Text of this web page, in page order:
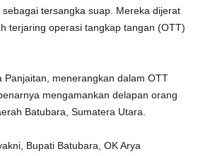
tersangka suap. Mereka dijerat
terjaring operasi tangkap tangan (OTT)
Panjaitan, menerangkan dalam OTT
mengamankan delapan orang
Batubara, Sumatera Utara.
Bupati Batubara, OK Arya